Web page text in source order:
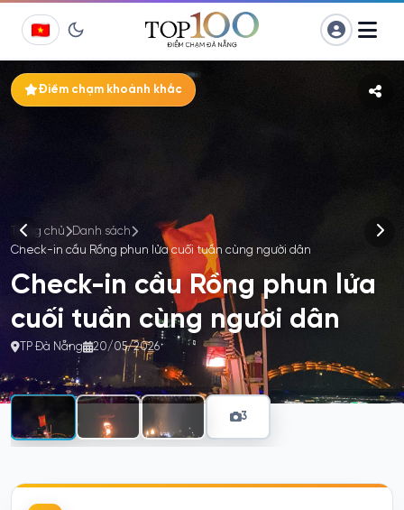
Chuyển
đến
Điểm chạm khoảnh khắc
Trang chủ
Danh sách
Check-in cầu Rồng phun lửa cuối tuần cùng người dân
Check-in cầu Rồng phun lửa
cuối tuần cùng người dân
TP Đà Nẵng 20/05/2026
3